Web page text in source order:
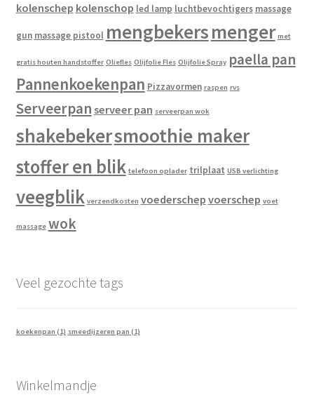
kolenschep kolenschop led lamp luchtbevochtigers massage
gun massage pistool mengbekersmenger met
gratis houten handstoffer Oliefles Olijfolie Fles Olijfolie Spray paella pan
Pannenkoekenpan Pizzavormen raspen rvs
Serveerpan serveer pan serveerpan wok
shakebekersmoothie maker
stoffer en blik telefoon oplader trilplaat USB verlichting
veegblik verzendkosten voederschep voerschep voet
massage wok
Veel gezochte tags
koekenpan (1) smeedijzeren pan (1)
Winkelmandje